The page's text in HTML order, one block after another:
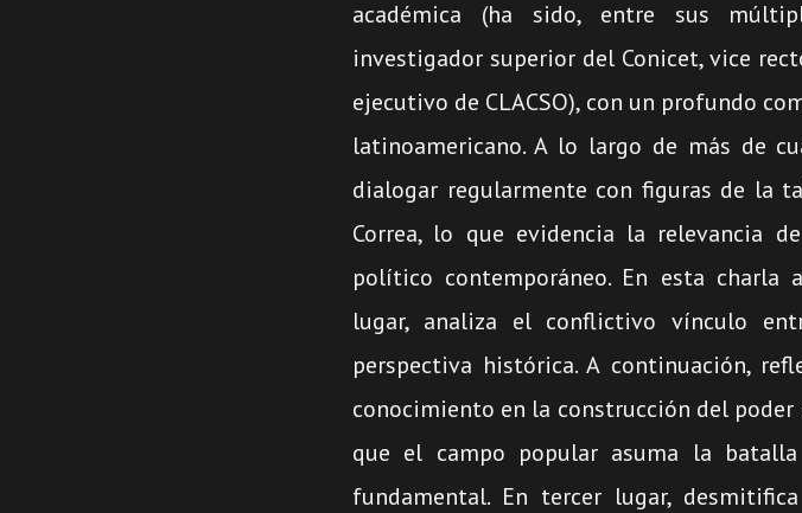
disminuir
el
volumen.
arriba/
para
aumentar
o
disminuir
el
volumen.
académica (ha sido, entre sus
investigador superior del Conicet, vice
ejecutivo de CLACSO), con un profundo
latinoamericano. A lo largo de más de
dialogar regularmente con figuras de la
Correa, lo que evidencia la relevancia
político contemporáneo. En esta charla
lugar, analiza el conflictivo vínculo
perspectiva histórica. A continuación,
conocimiento en la construcción del
que el campo popular asuma la
fundamental. En tercer lugar,